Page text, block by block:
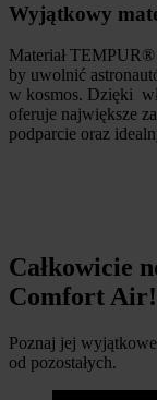
Wyjątkowy
Materiał
by uwolnić
w kosmos. Dzięki
oferuje największe
podparcie oraz
Całkowicie
Comfort Air!
Poznaj jej
od pozostałych.